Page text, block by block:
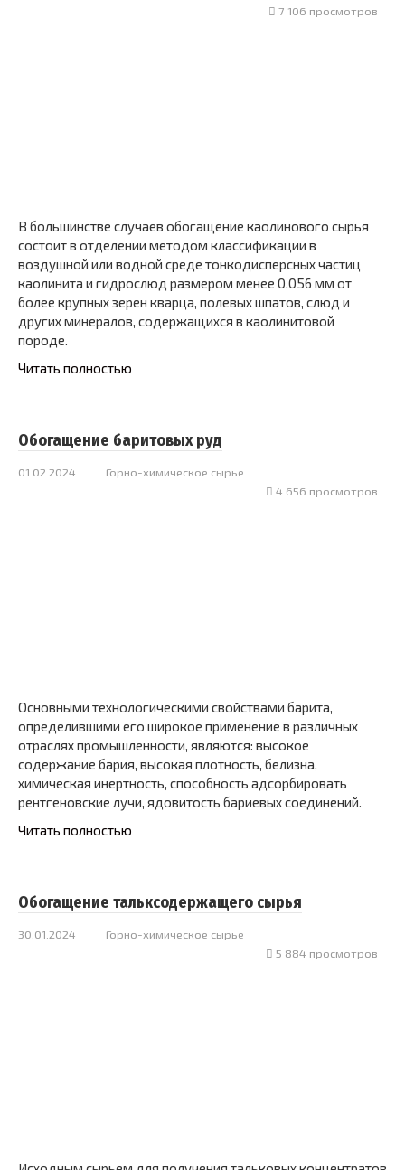
7 106 просмотров
В большинстве случаев обогащение каолинового сырья
состоит в отделении методом классификации в
воздушной или водной среде тонкодисперсных частиц
каолинита и гидрослюд размером менее 0,056 мм от
более крупных зерен кварца, полевых шпатов, слюд и
других минералов, содержащихся в каолинитовой
породе.
Читать полностью
Обогащение баритовых руд
01.02.2024
Горно-химическое сырье
4 656 просмотров
Основными технологическими свойствами барита,
определившими его широкое применение в различных
отраслях промышленности, являются: высокое
содержание бария, высокая плотность, белизна,
химическая инертность, способность адсорбировать
рентгеновские лучи, ядовитость бариевых соединений.
Читать полностью
Обогащение тальксодержащего сырья
30.01.2024
Горно-химическое сырье
5 884 просмотров